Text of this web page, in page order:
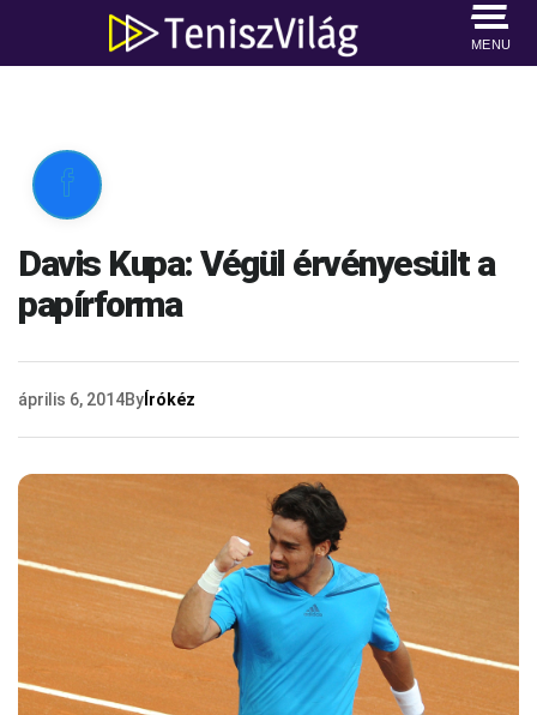
MENU

Davis Kupa: Végül érvényesült a
papírforma
április 6, 2014By Írókéz